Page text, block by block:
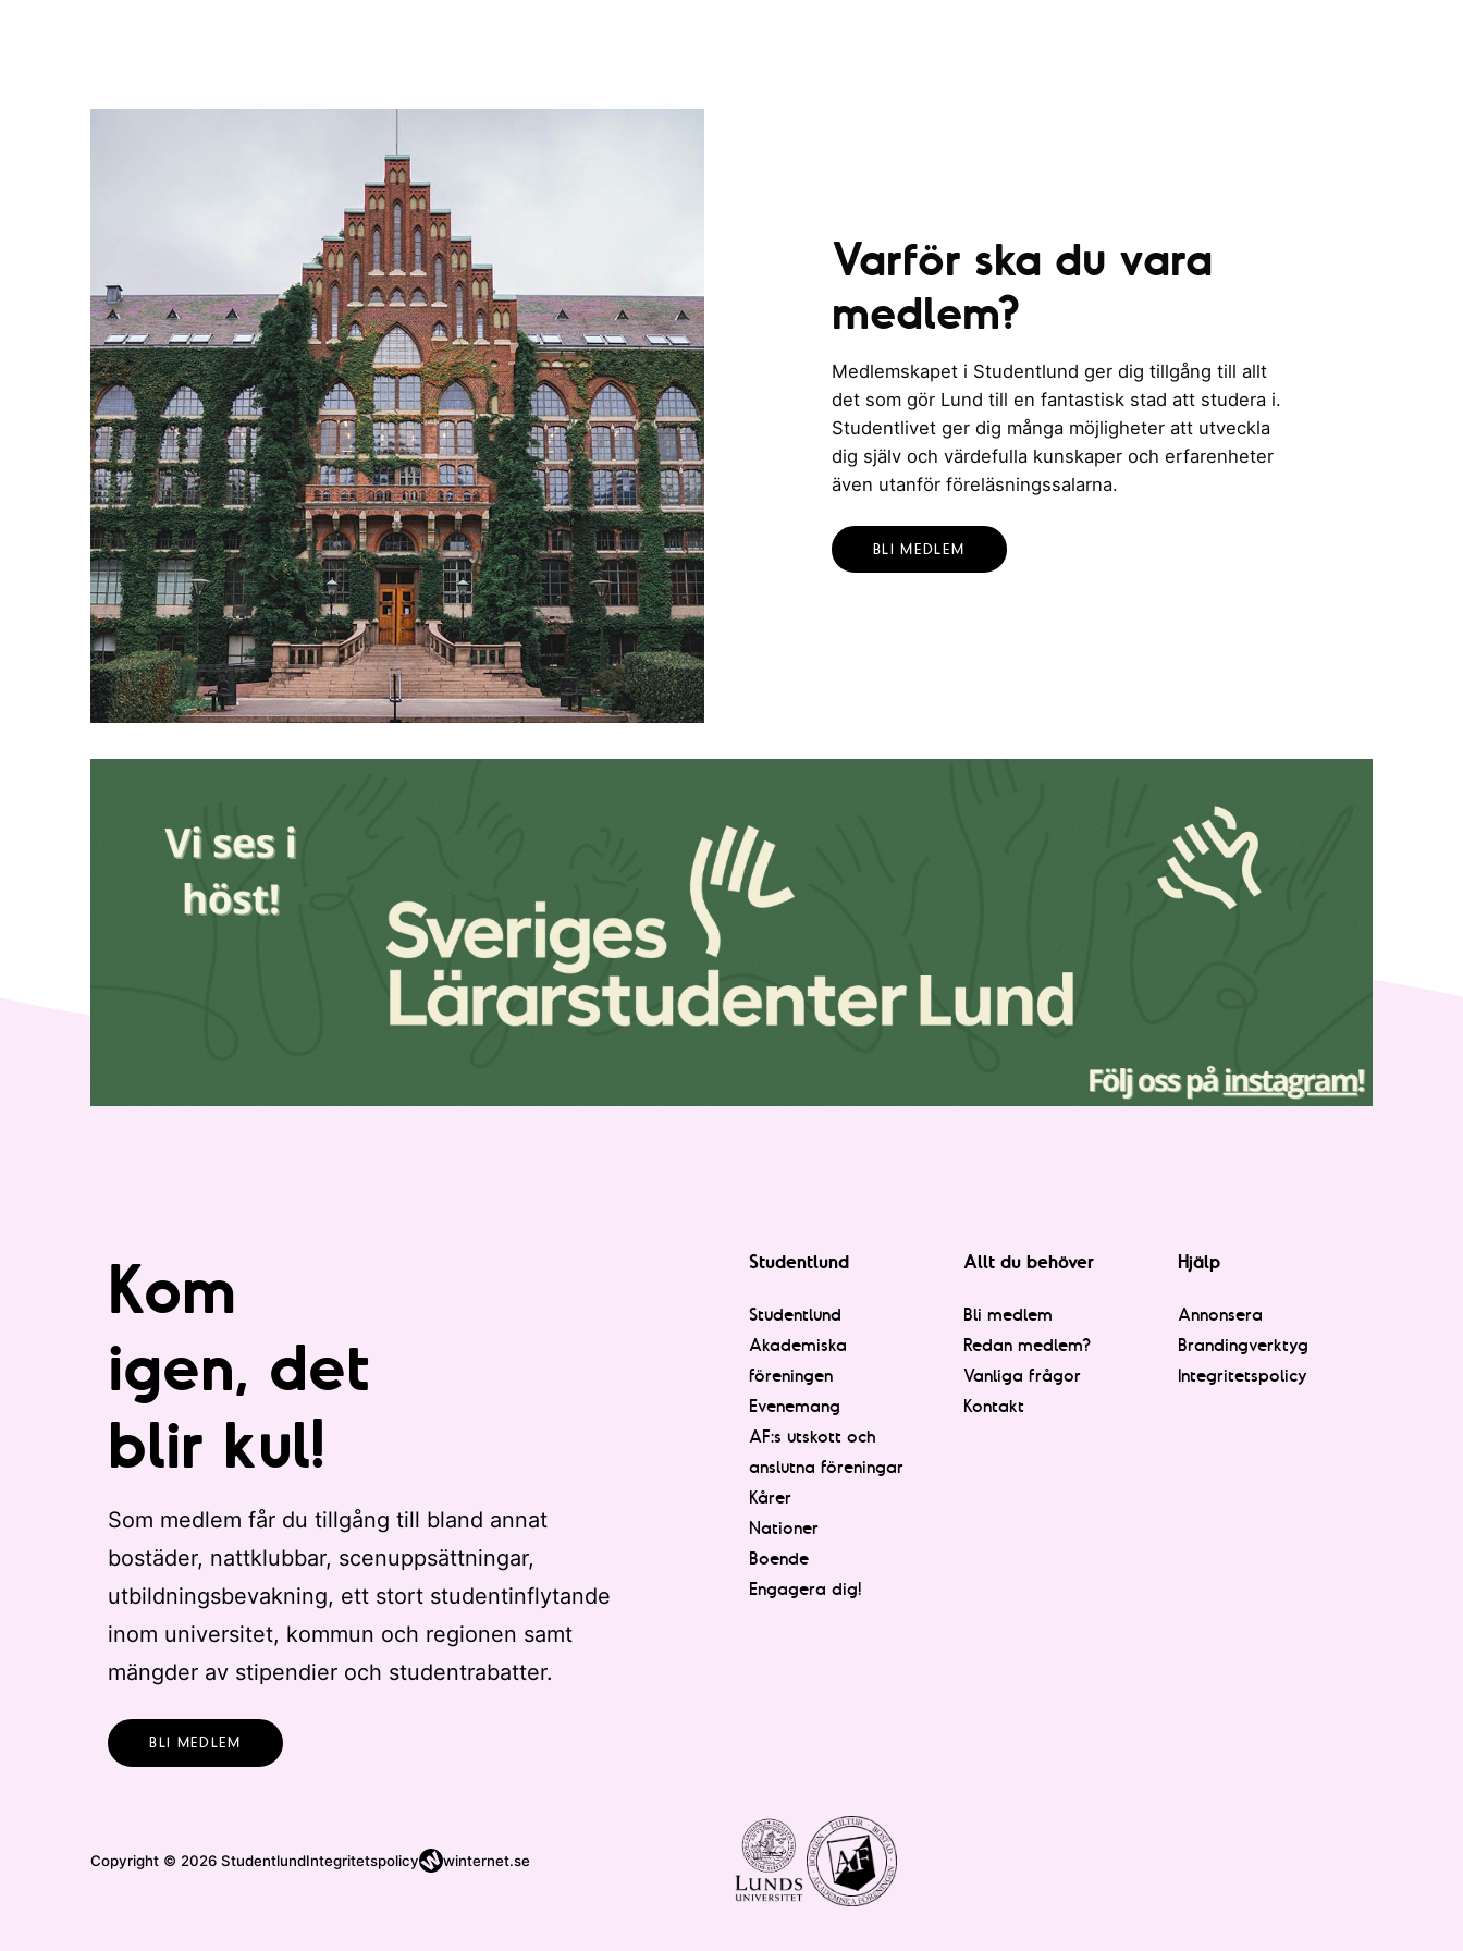
Varför ska du vara
medlem?
Medlemskapet i Studentlund ger dig tillgång till allt
det som gör Lund till en fantastisk stad att studera i.
Studentlivet ger dig många möjligheter att utveckla
dig själv och värdefulla kunskaper och erfarenheter
även utanför föreläsningssalarna.
BLI MEDLEM
Kom
igen, det
blir kul!
Som medlem får du tillgång till bland annat
bostäder, nattklubbar, scenuppsättningar,
utbildningsbevakning, ett stort studentinflytande
inom universitet, kommun och regionen samt
mängder av stipendier och studentrabatter.
BLI MEDLEM
Studentlund
Studentlund
Akademiska
föreningen
Evenemang
AF:s utskott och
anslutna föreningar
Kårer
Nationer
Boende
Engagera dig!
Allt du behöver
Bli medlem
Redan medlem?
Vanliga frågor
Kontakt
Hjälp
Annonsera
Brandingverktyg
Integritetspolicy
Copyright © 2026 StudentlundIntegritetspolicy winternet.se